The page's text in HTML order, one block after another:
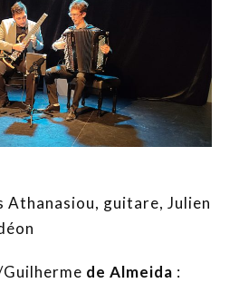
Athanasiou, guitare, Julien
de Almeida :